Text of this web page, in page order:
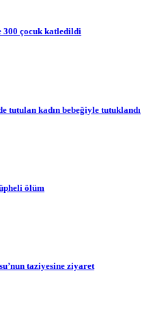
300 çocuk katledildi
tutulan kadın bebeğiyle tutuklandı
ölüm
taziyesine ziyaret